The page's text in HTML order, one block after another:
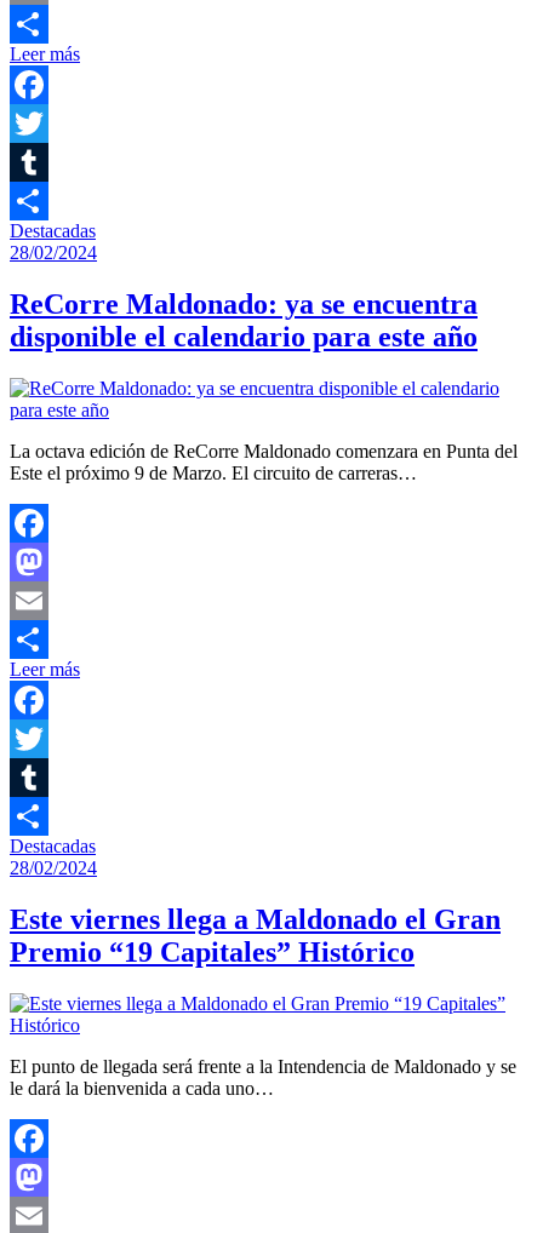
Email
Compartir
Leer más
Facebook
Twitter
Tumblr
Compartir
Destacadas
28/02/2024
ReCorre Maldonado: ya se encuentra
disponible el calendario para este año
La octava edición de ReCorre Maldonado comenzara en Punta del
Este el próximo 9 de Marzo. El circuito de carreras…
Facebook
Mastodon
Email
Compartir
Leer más
Facebook
Twitter
Tumblr
Compartir
Destacadas
28/02/2024
Este viernes llega a Maldonado el Gran
Premio “19 Capitales” Histórico
El punto de llegada será frente a la Intendencia de Maldonado y se
le dará la bienvenida a cada uno…
Facebook
Mastodon